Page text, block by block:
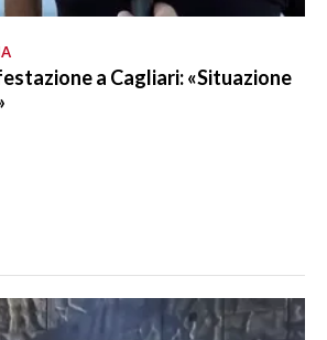
a Cagliari: «Situazione